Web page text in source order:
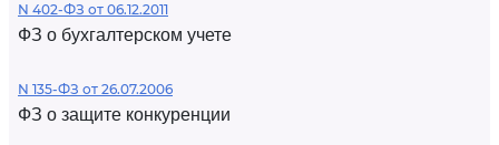
N 402-ФЗ от 06.12.2011
ФЗ о бухгалтерском учете
N 135-ФЗ от 26.07.2006
ФЗ о защите конкуренции